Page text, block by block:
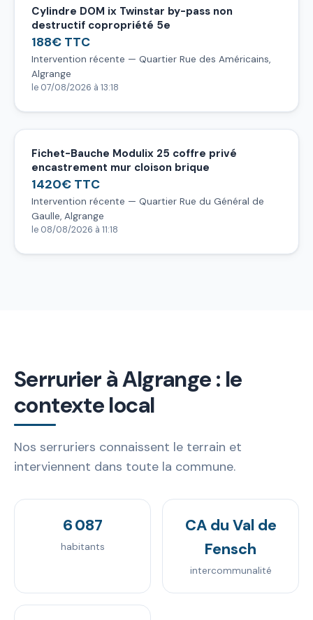
Cylindre DOM ix Twinstar by-pass non
destructif copropriété 5e
188€ TTC
Intervention récente — Quartier Rue des Américains,
Algrange
le 07/08/2026 à 13:18
Fichet-Bauche Modulix 25 coffre privé
encastrement mur cloison brique
1420€ TTC
Intervention récente — Quartier Rue du Général de
Gaulle, Algrange
le 08/08/2026 à 11:18
Serrurier à Algrange : le
contexte local
Nos serruriers connaissent le terrain et
interviennent dans toute la commune.
6 087
habitants
CA du Val de
Fensch
intercommunalité